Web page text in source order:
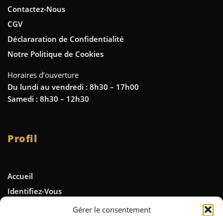
Gérer le consentement
Contactez-Nous
CGV
Déclararation de Confidentialité
Notre Politique de Cookies
Horaires d’ouverture
Du lundi au vendredi : 8h30 – 17h00
Samedi : 8h30 – 12h30
Profil
Accueil
Identifiez-Vous